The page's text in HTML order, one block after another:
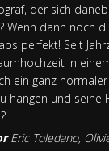
der sich
Wenn dann noch
perfekt! Seit
in
ein ganz
hängen und
Eric Toledano,